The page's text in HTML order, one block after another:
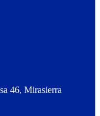
46, Mirasierra